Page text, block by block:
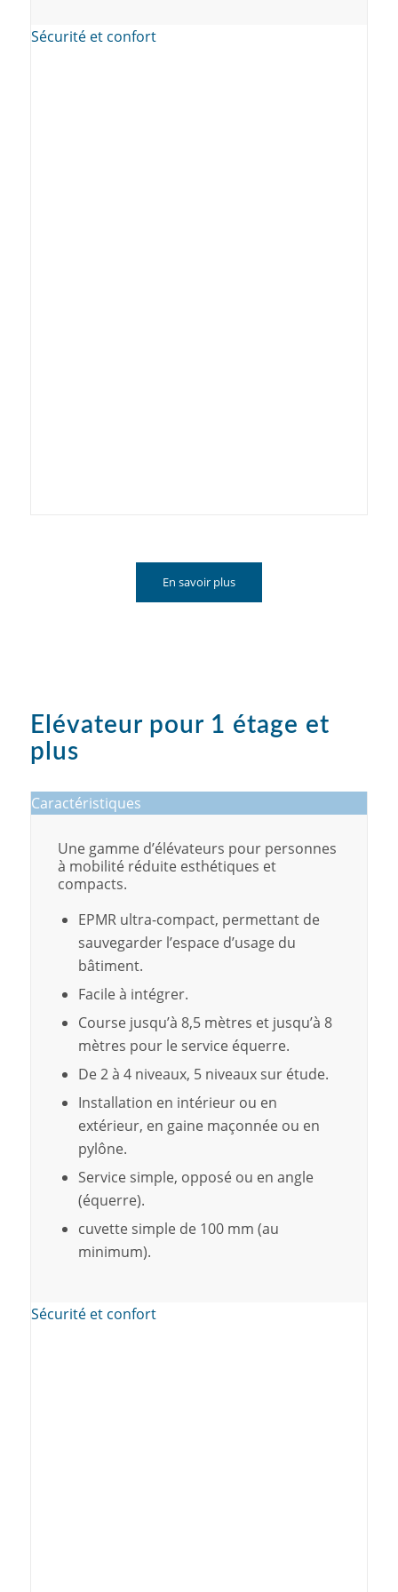
Sécurité et confort
En savoir plus
Elévateur pour 1 étage et
plus
Caractéristiques
Une gamme d’élévateurs pour personnes
à mobilité réduite esthétiques et
compacts.
EPMR ultra-compact, permettant de
sauvegarder l’espace d’usage du
bâtiment.
Facile à intégrer.
Course jusqu’à 8,5 mètres et jusqu’à 8
mètres pour le service équerre.
De 2 à 4 niveaux, 5 niveaux sur étude.
Installation en intérieur ou en
extérieur, en gaine maçonnée ou en
pylône.
Service simple, opposé ou en angle
(équerre).
cuvette simple de 100 mm (au
minimum).
Sécurité et confort